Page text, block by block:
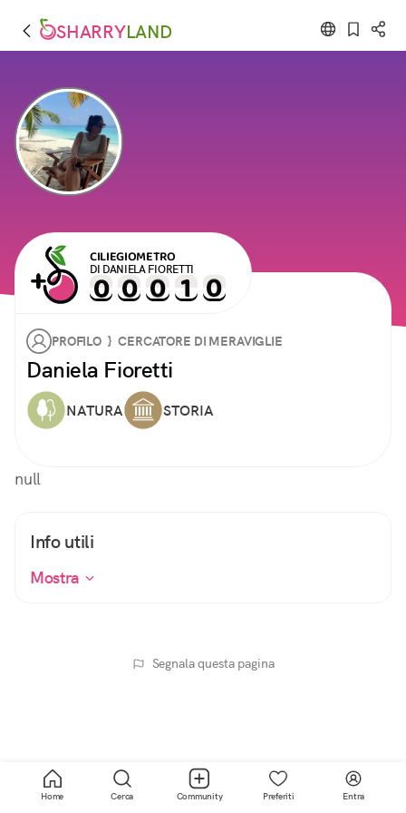
SHARRYLAND
CILIEGIOMETRO
DI DANIELA FIORETTI
PROFILO } CERCATORE DI MERAVIGLIE
Daniela Fioretti
NATURA STORIA
null
Info utili
Mostra
Segnala questa pagina
Home Cerca Community Preferiti Entra